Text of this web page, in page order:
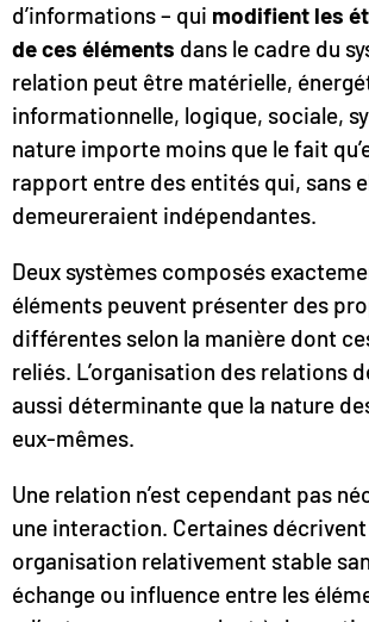
d’informations – qui modifient les
de ces éléments dans le cadre du
relation peut être matérielle,
informationnelle, logique, sociale,
nature importe moins que le fait
rapport entre des entités qui, sans
demeureraient indépendantes.
Deux systèmes composés
éléments peuvent présenter des
différentes selon la manière dont
reliés. L’organisation des relations
aussi déterminante que la nature
eux-mêmes.
Une relation n’est cependant pas
une interaction. Certaines
organisation relativement stable
échange ou influence entre les